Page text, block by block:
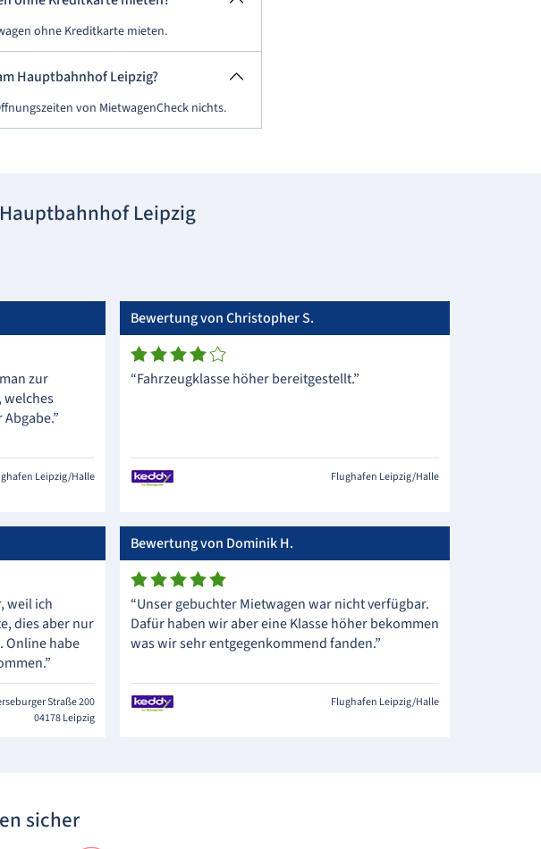
ohne Kreditkarte mieten.
Hauptbahnhof Leipzig?
von MietwagenCheck nichts.
Leipzig
zur
welches
Leipzig/Halle
Bewertung von Christopher S.
“Fahrzeugklasse höher bereitgestellt.”
Flughafen Leipzig/Halle
weil ich
dies aber nur
Online habe
Straße 200
04178 Leipzig
Bewertung von Dominik H.
“Unser gebuchter Mietwagen war nicht verfügbar.
Dafür haben wir aber eine Klasse höher bekommen
was wir sehr entgegenkommend fanden.”
Flughafen Leipzig/Halle
sicher